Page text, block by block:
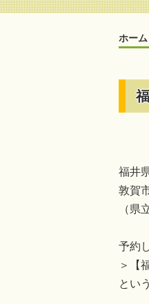
ホーム
福井
敦賀
（県
予約
＞【
とい